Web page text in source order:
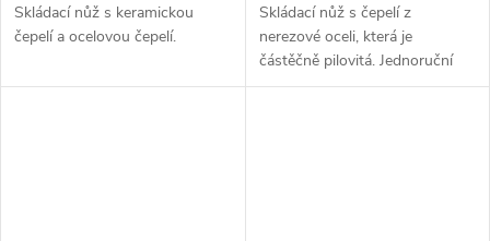
Skládací nůž s keramickou
čepelí a ocelovou čepelí.
Skládací nůž s čepelí z
nerezové oceli, která je
částěčně pilovitá. Jednoruční
otevírání a zavírání pro praváky